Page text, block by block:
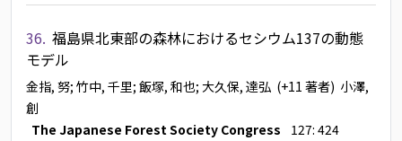
36. 福島県北東部の森林におけるセシウム137の動態
モデル
金指, 努; 竹中, 千里; 飯塚, 和也; 大久保, 達弘 (+11 著者) 小澤,
創
The Japanese Forest Society Congress
127: 424